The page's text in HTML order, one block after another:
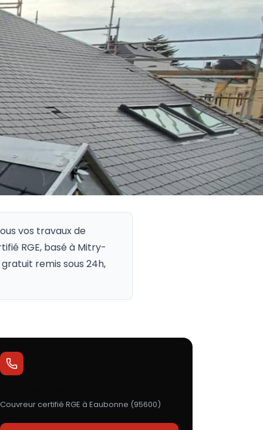
vos travaux de
RGE, basé à Mitry-
remis sous 24h,
Couvreur certifié RGE à Eaubonne (95600)